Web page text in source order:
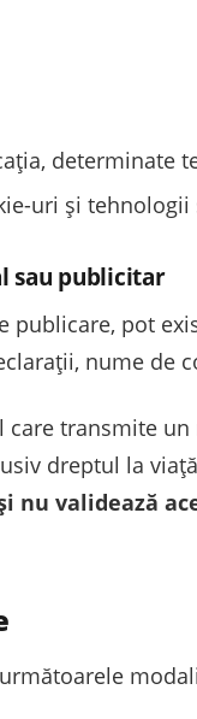
determinate
uri și tehnologii
sau publicitar
publicare, pot
nume de
care transmite
dreptul la
și nu